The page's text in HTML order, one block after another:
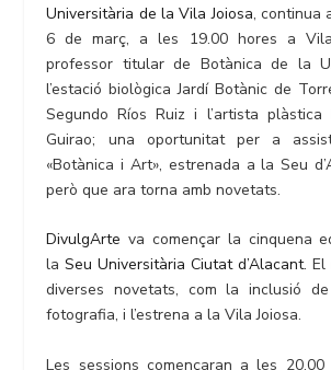
Universitària de la Vila Joiosa, continua
6 de març, a les 19.00 hores a
professor titular de Botànica de la
l’estació biològica Jardí Botànic de
Segundo Ríos Ruiz i l’artista plàstica
Guirao; una oportunitat per a
«Botànica i Art», estrenada a la Seu
però que ara torna amb novetats.
DivulgArte va començar la cinquena
laSeu Universitària Ciutat d’Alacant.
diverses novetats, com la inclusió
fotografia, i l’estrena a la Vila Joiosa.
Les sessions començaran a les